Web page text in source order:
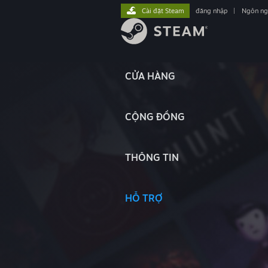
CỬA HÀNG
CỘNG ĐỒNG
THÔNG TIN
HỖ TRỢ
Cài đặt Steam đăng nhập Ngôn